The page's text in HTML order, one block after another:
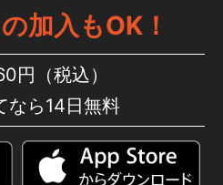
加入もOK！
円（税込）
なら14日無料